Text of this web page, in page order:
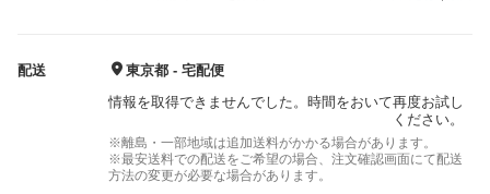
配送
東京都 - 宅配便
情報を取得できませんでした。時間をおいて再度お試し
ください。
※離島・一部地域は追加送料がかかる場合があります。
※最安送料での配送をご希望の場合、注文確認画面にて配送
方法の変更が必要な場合があります。